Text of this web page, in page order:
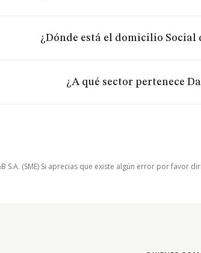
¿Dónde está el domicilio Social
¿A qué sector pertenece
(SME) Si aprecias que existe algún error por favor